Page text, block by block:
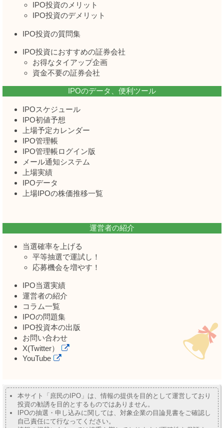
IPO投資のメリット
IPO投資のデメリット
IPO投資の質問集
IPO投資におすすめの証券会社
お得なタイアップ企画
資金不要の証券会社
IPOのデータ、便利ツール
IPOスケジュール
IPO初値予想
上場予定カレンダー
IPO管理帳
IPO管理帳ログイン版
メール通知システム
上場実績
IPOデータ
上場IPOの株価推移一覧
運営者の紹介
当選確率を上げる
平等抽選で運試し！
応募機会を増やす！
IPO当選実績
運営者の紹介
コラム一覧
IPOの問題集
IPO投資本の出版
お問い合わせ
X(Twitter）
YouTube
本サイト「庶民のIPO」は、情報の提供を目的として運営しており
投資の勧誘を目的とするものではありません。
IPOの抽選・申し込みに関しては、対象企業の目論見書をご確認し
自己責任にて行なってください。